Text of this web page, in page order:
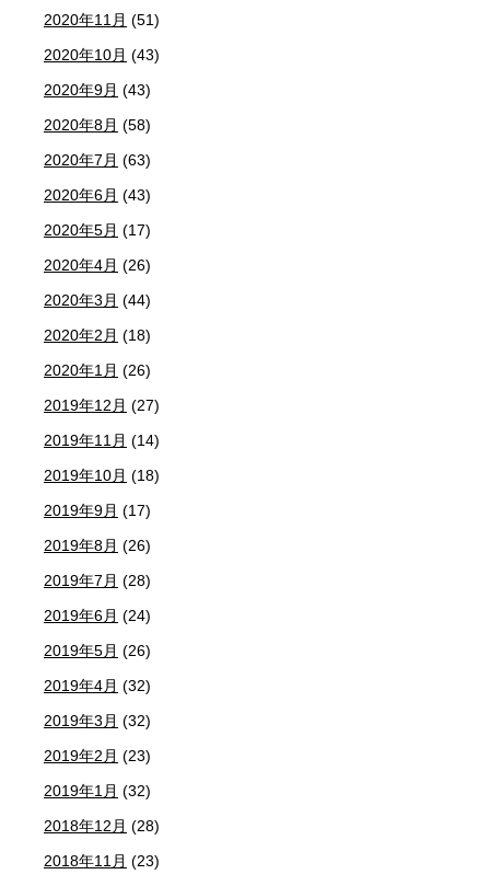
2020年11月 (51)
2020年10月 (43)
2020年9月 (43)
2020年8月 (58)
2020年7月 (63)
2020年6月 (43)
2020年5月 (17)
2020年4月 (26)
2020年3月 (44)
2020年2月 (18)
2020年1月 (26)
2019年12月 (27)
2019年11月 (14)
2019年10月 (18)
2019年9月 (17)
2019年8月 (26)
2019年7月 (28)
2019年6月 (24)
2019年5月 (26)
2019年4月 (32)
2019年3月 (32)
2019年2月 (23)
2019年1月 (32)
2018年12月 (28)
2018年11月 (23)